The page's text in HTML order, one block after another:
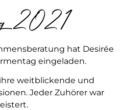
2021
hat Desirée
eingeladen.
weitblickende und
Jeder Zuhörer war